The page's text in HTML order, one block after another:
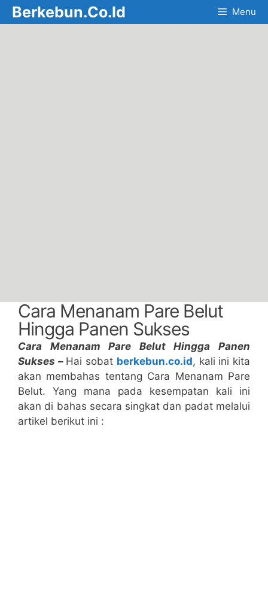
Skip
to
Berkebun.Co.Id Menu
Cara Menanam Pare Belut
Hingga Panen Sukses
Cara Menanam Pare Belut Hingga Panen
Sukses – Hai sobat berkebun.co.id, kali ini kita
akan membahas tentang Cara Menanam Pare
Belut. Yang mana pada kesempatan kali ini
akan di bahas secara singkat dan padat melalui
artikel berikut ini :